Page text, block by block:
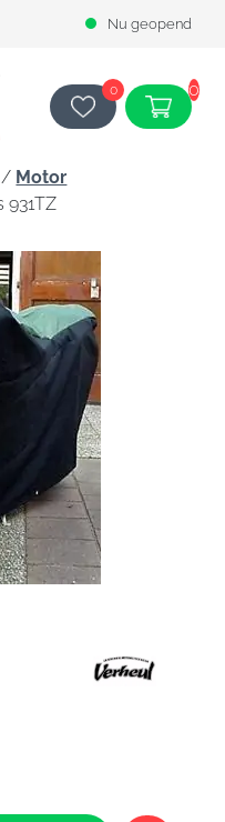
Nu geopend
0 0
/ Motor
931TZ